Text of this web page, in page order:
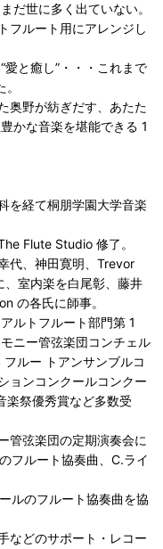
だ世に多く出ていない。
フルート用にアレンジし
と癒し”・・・これまで
奥野が紡ぎだす、あたた
かな音楽を堪能できる 1
を経て桐朋学園大学音楽
Flute Studio 修了。
代、神田寛明、Trevor
室内楽を白尾彰、藤井
の各氏に師事。
ルトフルート部門第 1
ニー管弦楽団コンチェル
ルー トアンサンブルコ
ョンコンクールコンクー
楽祭優秀賞など多数受
管弦楽団の定期演奏会に
フルート協奏曲、C.ライ
ルのフルート協奏曲を協
などのサポート・レコー